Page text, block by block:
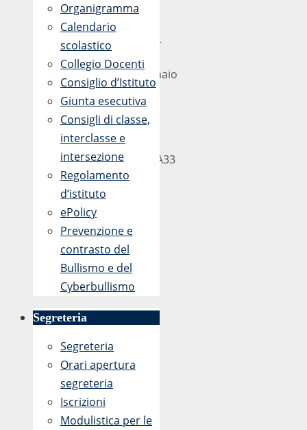
-
Gennaio
2017
Prot.
214/A33
Organigramma
Calendario
scolastico
Collegio Docenti
Consiglio d’Istituto
Giunta esecutiva
Consigli di classe,
interclasse e
intersezione
Regolamento
d’istituto
ePolicy
Prevenzione e
contrasto del
Bullismo e del
Cyberbullismo
Segreteria
Segreteria
Orari apertura
segreteria
Iscrizioni
Modulistica per le